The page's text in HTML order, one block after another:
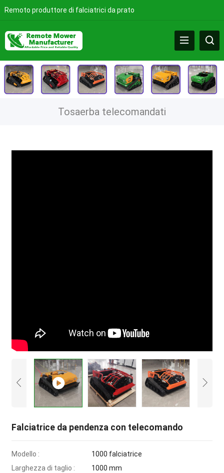
Remoto produttore di falciatrici da prato
Tosaerba telecomandati
Falciatrice da pendenza con telecomando
Modello :
1000 falciatrice
Larghezza di taglio :
1000 mm